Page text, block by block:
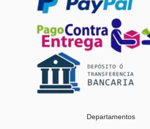
Departamentos